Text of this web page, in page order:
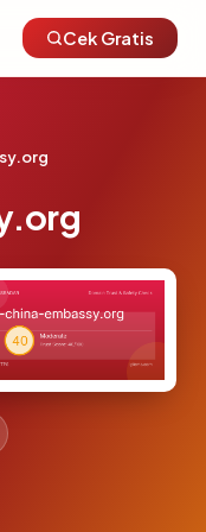
Cek Gratis